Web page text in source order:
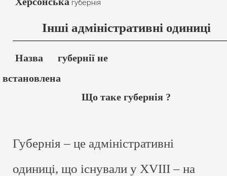
губернія
Інші адміністративні одиниці
Назва
губернії не
встановлена
Що таке губернія ?
Губернія – це адміністративні
одиниці, що існували у XVIII – на